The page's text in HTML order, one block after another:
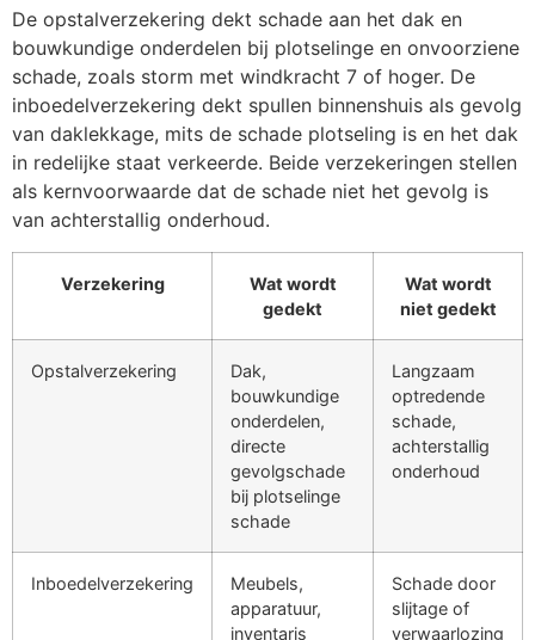
De opstalverzekering dekt schade aan het dak en
bouwkundige onderdelen bij plotselinge en onvoorziene
schade, zoals storm met windkracht 7 of hoger. De
inboedelverzekering dekt spullen binnenshuis als gevolg
van daklekkage, mits de schade plotseling is en het dak
in redelijke staat verkeerde. Beide verzekeringen stellen
als kernvoorwaarde dat de schade niet het gevolg is
van achterstallig onderhoud.
Verzekering
Wat wordt
gedekt
Wat wordt
niet gedekt
Opstalverzekering
Dak,
bouwkundige
onderdelen,
directe
gevolgschade
bij plotselinge
schade
Langzaam
optredende
schade,
achterstallig
onderhoud
Inboedelverzekering
Meubels,
apparatuur,
inventaris
Schade door
slijtage of
verwaarlozing